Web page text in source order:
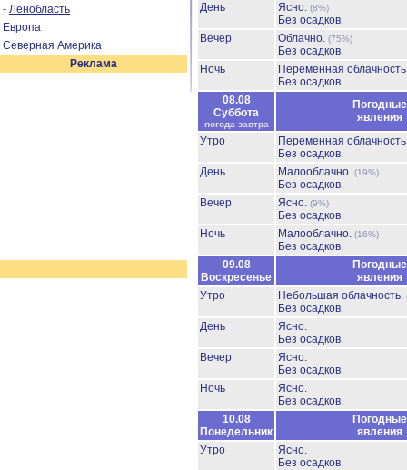
- Ленобласть
Европа
Северная Америка
Реклама
День
Ясно. (8%)
Без осадков.
Вечер
Облачно. (75%)
Без осадков.
Ночь
Переменная
Без осадков.
08.08
Суббота
погода завтра
Погодные
явления
Утро
Переменная
Без осадков.
День
Малооблачно. (19%)
Без осадков.
Вечер
Ясно. (9%)
Без осадков.
Ночь
Малооблачно. (16%)
Без осадков.
09.08
Воскресенье
Погодные
явления
Утро
Небольшая облачность.
Без осадков.
День
Ясно.
Без осадков.
Вечер
Ясно.
Без осадков.
Ночь
Ясно.
Без осадков.
10.08
Понедельник
Погодные
явления
Утро
Ясно.
Без осадков.